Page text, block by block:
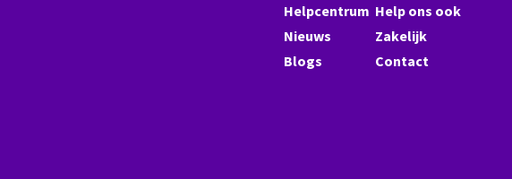
Helpcentrum
Nieuws
Blogs
Help ons ook
Zakelijk
Contact